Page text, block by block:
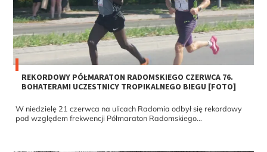
REKORDOWY PÓŁMARATON RADOMSKIEGO CZERWCA 76.
BOHATERAMI UCZESTNICY TROPIKALNEGO BIEGU [FOTO]
W niedzielę 21 czerwca na ulicach Radomia odbył się rekordowy
pod względem frekwencji Półmaraton Radomskiego...